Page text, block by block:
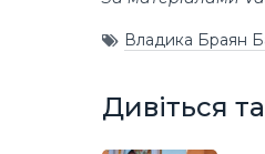
Владика Браян
Дивіться